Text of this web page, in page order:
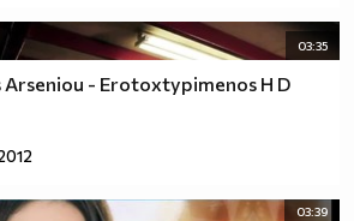
03:35
Arseniou - Erotoxtypimenos H D
03:39